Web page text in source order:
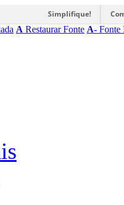
Simplifique!
A Restaurar Fonte A- Fonte